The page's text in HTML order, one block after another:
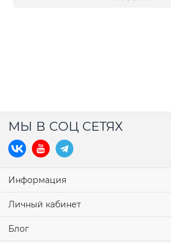
МЫ В СОЦ СЕТЯХ
Информация
Личный кабинет
Блог